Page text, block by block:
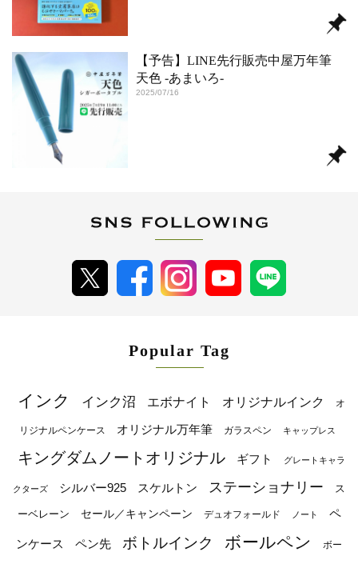
【予告】LINE先行販売中屋万年筆
天色 -あまいろ-
2025/07/16
Popular Tag
インク インク沼 エボナイト オリジナルインク オ
リジナルペンケース オリジナル万年筆 ガラスペン キャップレス
キングダムノートオリジナル ギフト グレートキャラ
クターズ シルバー925 スケルトン ステーショナリー ス
ーベレーン セール／キャンペーン デュオフォールド ノート ペ
ンケース ペン先 ボトルインク ボールペン ボー